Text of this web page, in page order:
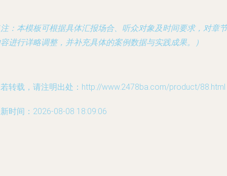
：本模板可根据具体汇报场合、听众对象及时间要求，对章节
进行详略调整，并补充具体的案例数据与实践成果。）
转载，请注明出处：http://www.2478ba.com/product/88.html
时间：2026-08-08 18:09:06